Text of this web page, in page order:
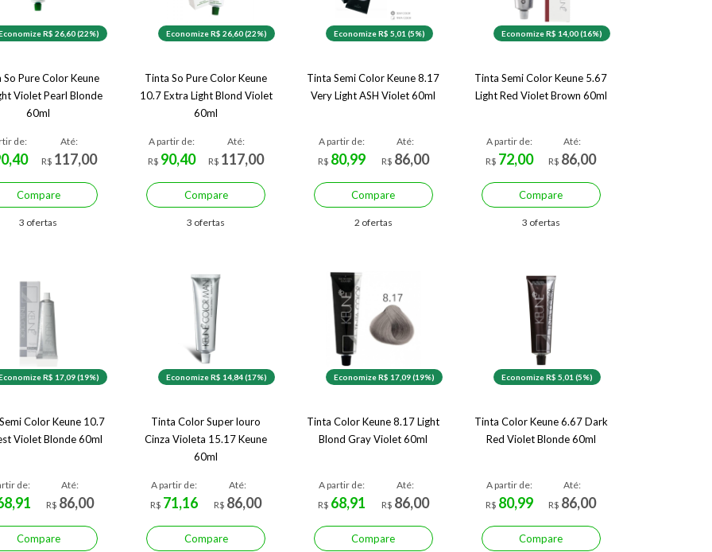
R$ 26,60 (22%)
So Pure Color Keune
Violet Pearl Blonde
60ml
de:
Até:
R$ 117,00
Compare
3 ofertas
Economize R$ 26,60 (22%)
Tinta So Pure Color Keune
10.7 Extra Light Blond Violet
60ml
A partir de:
R$ 90,40
Até:
R$ 117,00
Compare
3 ofertas
Economize R$ 5,01 (5%)
Tinta Semi Color Keune 8.17
Very Light ASH Violet 60ml
A partir de:
R$ 80,99
Até:
R$ 86,00
Compare
2 ofertas
Economize R$ 14,00 (16%)
Tinta Semi Color Keune 5.67
Light Red Violet Brown 60ml
A partir de:
R$ 72,00
Até:
R$ 86,00
Compare
3 ofertas
R$ 17,09 (19%)
Color Keune 10.7
Violet Blonde 60ml
de:
Até:
R$ 86,00
Compare
Economize R$ 14,84 (17%)
Tinta Color Super louro
Cinza Violeta 15.17 Keune
60ml
A partir de:
R$ 71,16
Até:
R$ 86,00
Compare
Economize R$ 17,09 (19%)
Tinta Color Keune 8.17 Light
Blond Gray Violet 60ml
A partir de:
R$ 68,91
Até:
R$ 86,00
Compare
Economize R$ 5,01 (5%)
Tinta Color Keune 6.67 Dark
Red Violet Blonde 60ml
A partir de:
R$ 80,99
Até:
R$ 86,00
Compare